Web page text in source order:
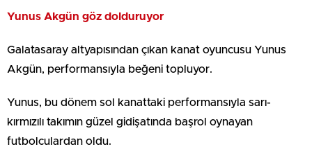
Yunus Akgün göz dolduruyor
Galatasaray altyapısından çıkan kanat oyuncusu Yunus
Akgün, performansıyla beğeni topluyor.
Yunus, bu dönem sol kanattaki performansıyla sarı-
kırmızılı takımın güzel gidişatında başrol oynayan
futbolculardan oldu.